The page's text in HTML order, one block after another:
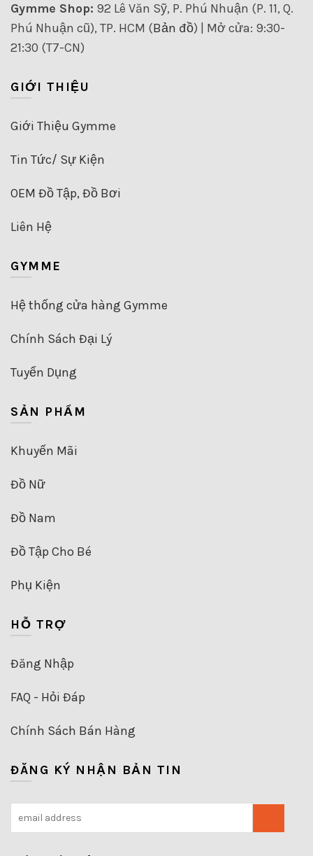
Gymme Shop: 92 Lê Văn Sỹ, P. Phú Nhuận (P. 11, Q.
Phú Nhuận cũ), TP. HCM (Bản đồ) | Mở cửa: 9:30-
21:30 (T7-CN)
GIỚI THIỆU
Giới Thiệu Gymme
Tin Tức/ Sự Kiện
OEM Đồ Tập, Đồ Bơi
Liên Hệ
GYMME
Hệ thống cửa hàng Gymme
Chính Sách Đại Lý
Tuyển Dụng
SẢN PHẨM
Khuyến Mãi
Đồ Nữ
Đồ Nam
Đồ Tập Cho Bé
Phụ Kiện
HỖ TRỢ
Đăng Nhập
FAQ - Hỏi Đáp
Chính Sách Bán Hàng
ĐĂNG KÝ NHẬN BẢN TIN